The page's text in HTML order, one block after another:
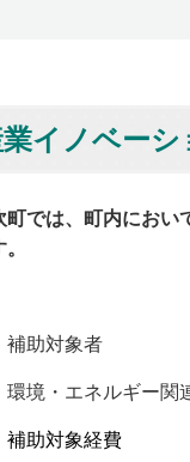
イノベーシ
では、町内におい
助対象者
エネルギー関連産
補助対象経費